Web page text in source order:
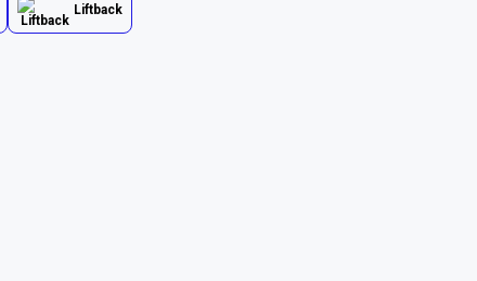
Liftback